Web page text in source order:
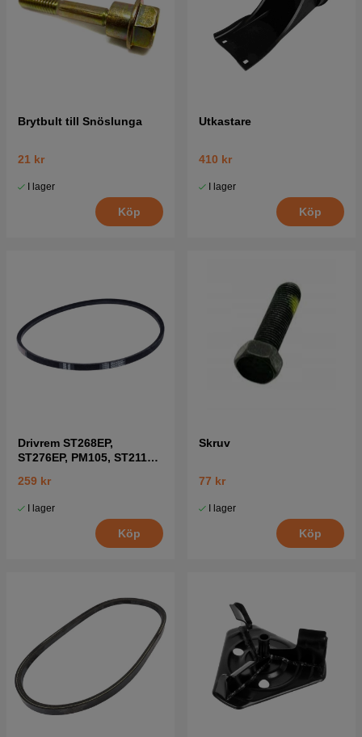
Brytbult till Snöslunga
21 kr
I lager
Köp
Utkastare
410 kr
I lager
Köp
Drivrem ST268EP,
ST276EP, PM105, ST2111E
259 kr
I lager
Köp
Skruv
77 kr
I lager
Köp